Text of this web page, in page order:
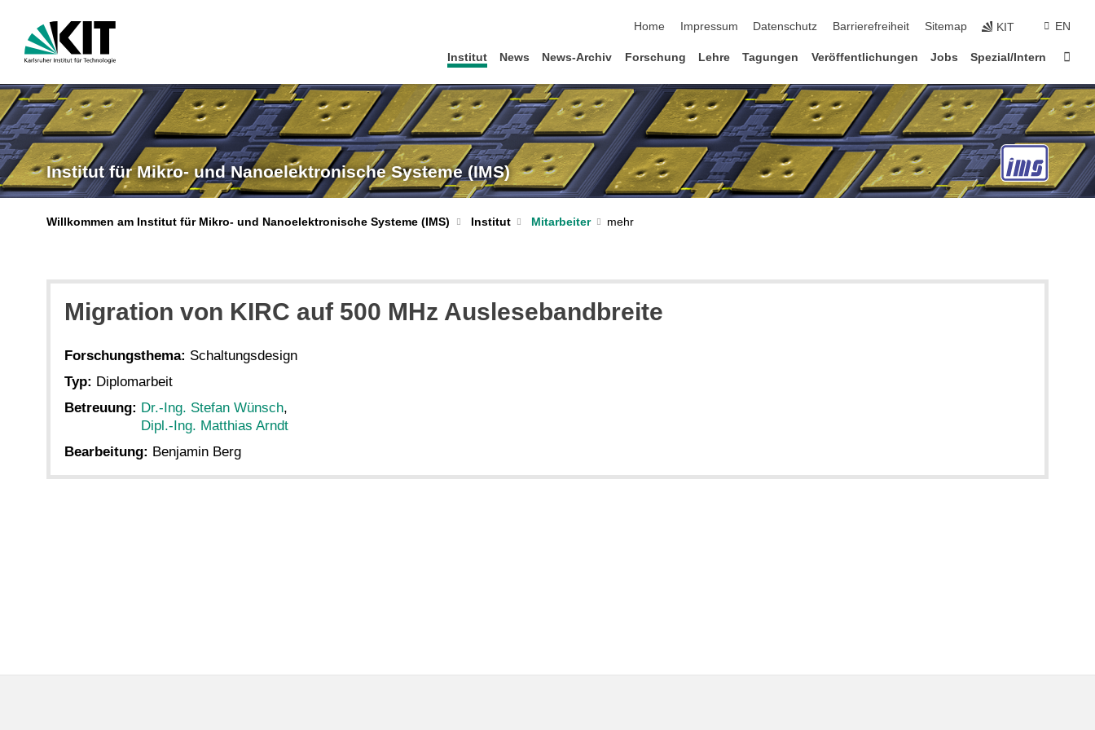
Home
Impressum Datenschutz Barrierefreiheit Sitemap KIT EN
Institut News News-Archiv Forschung Lehre Tagungen Veröffentlichungen Jobs Spezial/Intern
Institut für Mikro- und Nanoelektronische Systeme (IMS)
Willkommen am Institut für Mikro- und Nanoelektronische Systeme (IMS) Institut Mitarbeiter
Migration von KIRC auf 500 MHz Auslesebandbreite
Forschungsthema: Schaltungsdesign
Typ: Diplomarbeit
Betreuung: Dr.-Ing. Stefan Wünsch,
Dipl.-Ing. Matthias Arndt
Bearbeitung: Benjamin Berg